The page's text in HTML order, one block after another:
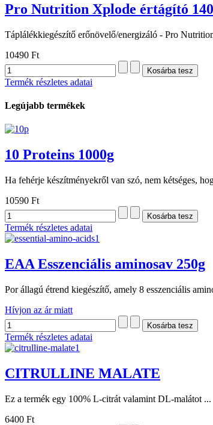
Pro Nutrition Xplode értágító
Táplálékkiegészítő erőnövelő/energizáló - Pro
10490 Ft
Termék részletes adatai
Legújabb termékek
10 Proteins 1000g
Ha fehérje készítményekről van szó, nem kétséges,
10590 Ft
Termék részletes adatai
EAA Esszenciális aminosav 250g
Por állagú étrend kiegészítő, amely 8 esszenciális
Hívjon az ár miatt
Termék részletes adatai
CITRULLINE MALATE
Ez a termék egy 100% L-citrát valamint DL-malátot ...
6400 Ft